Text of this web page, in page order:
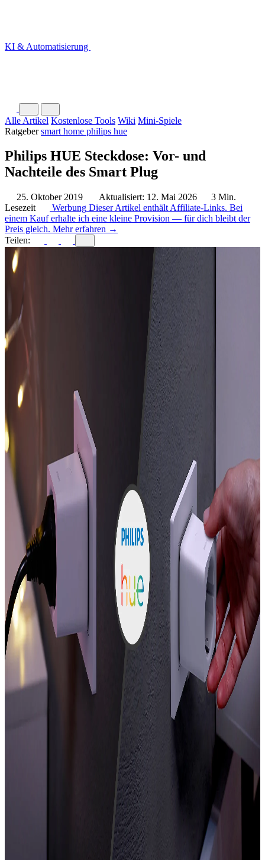
KI & Automatisierung
Alle Artikel Kostenlose Tools Wiki Mini-Spiele
Ratgebersmart home philips hue
Philips HUE Steckdose: Vor- und
Nachteile des Smart Plug
25. Oktober 2019 Aktualisiert: 12. Mai 2026
3 Min.
Lesezeit
Werbung Dieser Artikel enthält Affiliate-Links. Bei
einem Kauf erhalte ich eine kleine Provision — für dich bleibt der
Preis gleich. Mehr erfahren →
Teilen: